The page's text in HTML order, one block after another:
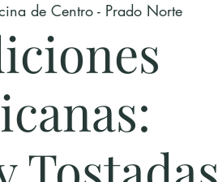
de Centro - Prado Norte